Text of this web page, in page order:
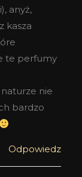
anyż,
kasza
te perfumy
nie
bardzo
Odpowiedz